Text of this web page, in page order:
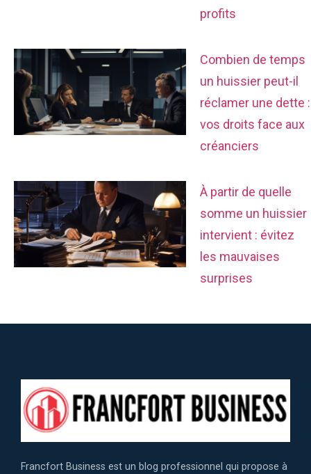
profits
Combien de temps
un huissier peut-il
réclamer une dette :
vos droits face aux
créanciers
À partir de quelle
somme un huissier
intervient : évitez
les mauvaises
surprises
Francfort Business est un blog professionnel qui propose à